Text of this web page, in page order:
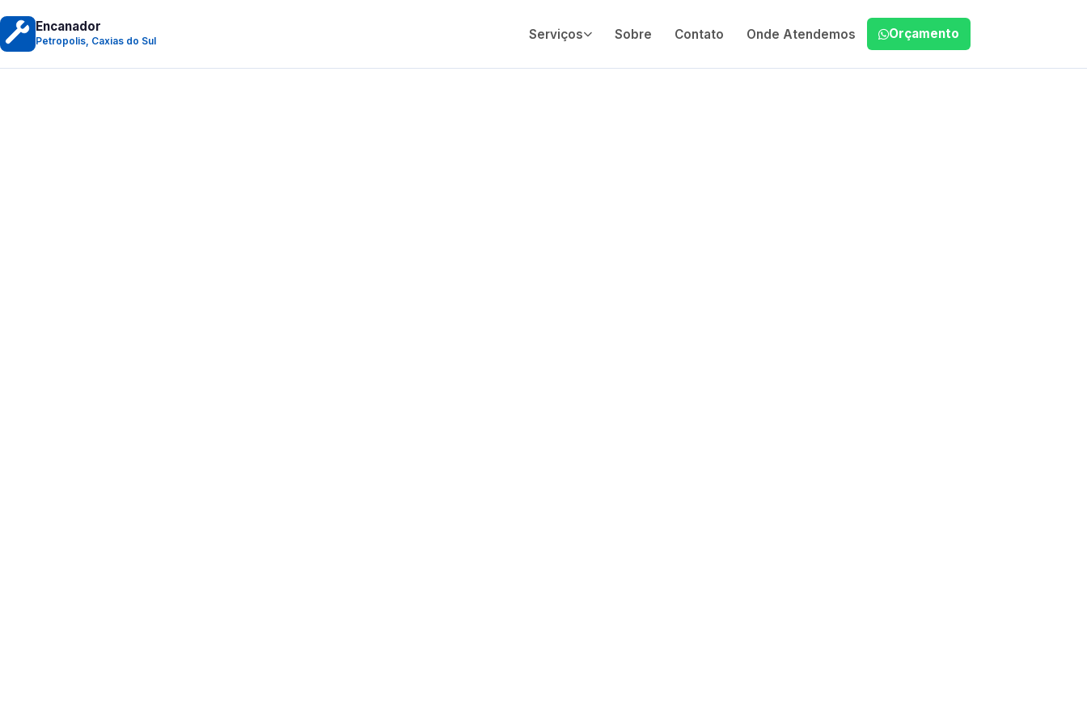
Encanador
Petropolis, Caxias do Sul Serviços Sobre Contato Onde Atendemos Orçamento